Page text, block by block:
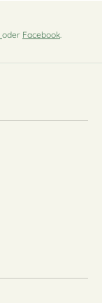
oder Facebook.